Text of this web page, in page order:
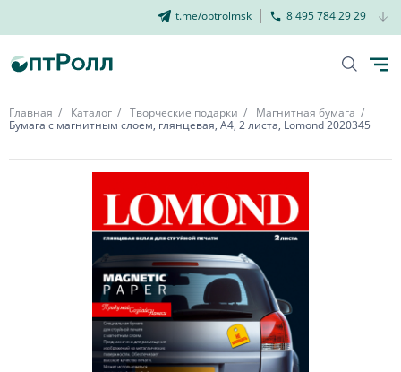
t.me/optrolmsk 8 495 784 29 29
Главная Каталог Творческие подарки
Магнитная бумага
Бумага с магнитным слоем, глянцевая, А4, 2 листа, Lomond 2020345